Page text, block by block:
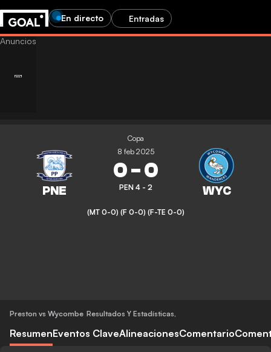
En directo Entradas
Copa
8 feb 2025
0-0
PEN 4 - 2
(MT 0-0) (F 0-0) (F-TE 0-0)
Preston vs Wycombe Resultados Y Estadísticas,
ResumenEventos ClaveAlineacionesComentario